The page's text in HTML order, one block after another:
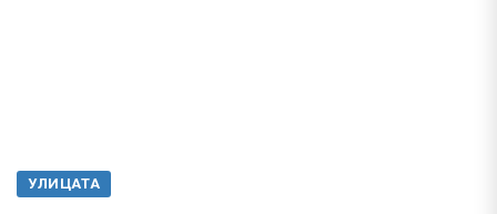
УЛИЦАТА